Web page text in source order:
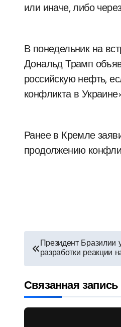
или иначе, либо
В понедельник на
Дональд Трамп
российскую нефть,
конфликта в
Ранее в Кремле
продолжению
Навигация
по
записям
Президент Бразилии
разработки
Связанная запись